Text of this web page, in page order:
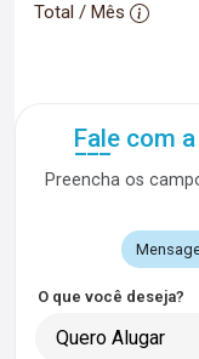
Total / Mês
Fale com
Preencha os
O que você deseja?
Quero Alugar